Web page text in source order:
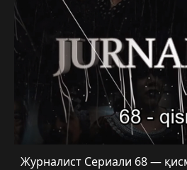
Журналист Сериали 68 —